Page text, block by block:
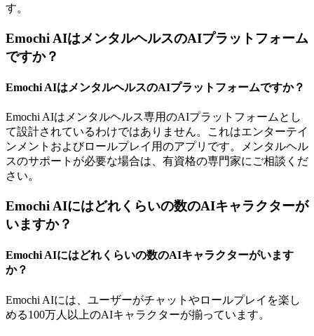
す。
Emochi AIはメンタルヘルスのAIプラットフォーム
ですか？
Emochi AIはメンタルヘルスのAIプラットフォームですか？
Emochi AIはメンタルヘルス専用のAIプラットフォームとし
て設計されているわけではありません。これはエンターテイ
ンメントおよびロールプレイ用のアプリです。メンタルヘル
スのサポートが必要な場合は、有資格の専門家にご相談くだ
さい。
Emochi AIにはどれくらいの数のAIキャラクターが
いますか？
Emochi AIにはどれくらいの数のAIキャラクターがいます
か？
Emochi AIには、ユーザーがチャットやロールプレイを楽し
める100万人以上のAIキャラクターが揃っています。